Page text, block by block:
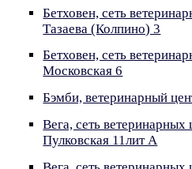
Бетховен, сеть
Тазаева (Колпино) 3
Бетховен, сеть
Московская 6
Бэмби, ветеринарный
Вега, сеть
Пулковская 11лит А